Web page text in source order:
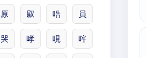
原 叞 哠 員
哭 哮 哯 哰